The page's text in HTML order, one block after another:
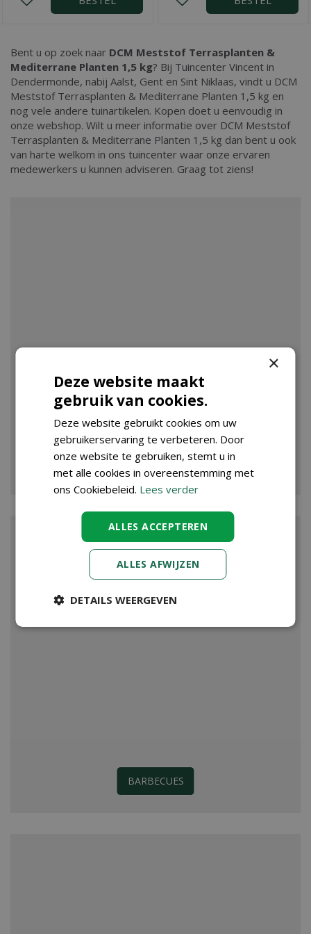
Bent u op zoek naar DCM Meststof Terrasplanten &
Mediterrane Planten 1,5 kg? Bij Tuincenter Vincent in
Dendermonde, nabij Aalst, Gent en Sint Niklaas, vindt u DCM
Meststof Terrasplanten & Mediterrane Planten 1,5 kg en
nog vele andere tuinartikelen. Kopen doet u eenvoudig in
onze webshop. Wilt u meer informatie over DCM Meststof
Terrasplanten & Mediterrane Planten 1,5 kg dan bent u ook
van harte welkom in ons tuincenter waar onze ervaren
medewerkers u kunnen adviseren. Graag tot ziens!
VIJVER
BARBECUES
×
Deze website maakt
gebruik van cookies.
Deze website gebruikt cookies om uw
gebruikerservaring te verbeteren. Door
onze website te gebruiken, stemt u in
met alle cookies in overeenstemming met
ons Cookiebeleid. Lees verder
ALLES ACCEPTEREN
ALLES AFWIJZEN
DETAILS WEERGEVEN